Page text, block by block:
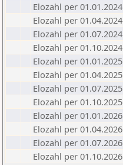
Elozahl per 01.01.2024
Elozahl per 01.04.2024
Elozahl per 01.07.2024
Elozahl per 01.10.2024
Elozahl per 01.01.2025
Elozahl per 01.04.2025
Elozahl per 01.07.2025
Elozahl per 01.10.2025
Elozahl per 01.01.2026
Elozahl per 01.04.2026
Elozahl per 01.07.2026
Elozahl per 01.10.2026